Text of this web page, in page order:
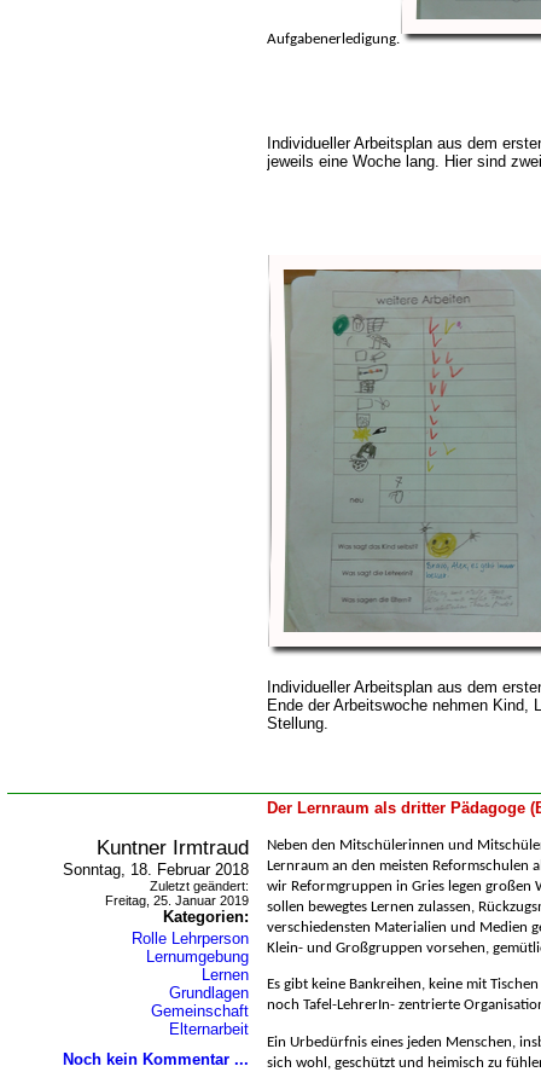
Aufgabenerledigung.
Individueller Arbeitsplan aus dem
jeweils eine Woche lang. Hier sind
Individueller Arbeitsplan aus dem
Ende der Arbeitswoche nehmen Kind,
Stellung.
Der Lernraum als dritter Pädagoge
Kuntner Irmtraud
Sonntag, 18. Februar 2018
Zuletzt geändert:
Freitag, 25. Januar 2019
Kategorien:
Rolle Lehrperson
Lernumgebung
Lernen
Grundlagen
Gemeinschaft
Elternarbeit
Noch kein Kommentar ...
Neben den Mitschülerinnen und
Lernraum an den meisten Reformschulen
wir Reformgruppen in Gries legen großen
sollen bewegtes Lernen zulassen,
verschiedensten Materialien und Medien
Klein- und Großgruppen vorsehen,
Es gibt keine Bankreihen, keine mit
noch Tafel-LehrerIn- zentrierte
Ein Urbedürfnis eines jeden Menschen,
sich wohl, geschützt und heimisch zu